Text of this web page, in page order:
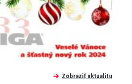
Zobraziť aktualitu